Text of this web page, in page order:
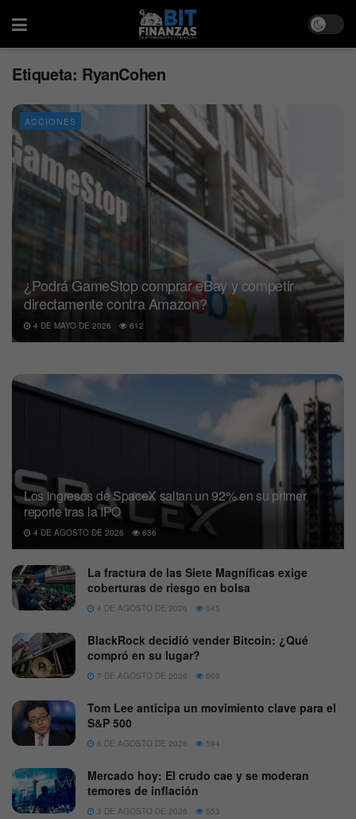
Etiqueta: RyanCohen
ACCIONES
¿Podrá GameStop comprar eBay y competir
directamente contra Amazon?
4 DE MAYO DE 2026 612
Los ingresos de SpaceX saltan un 92% en su primer
reporte tras la IPO
4 DE AGOSTO DE 2026 636
La fractura de las Siete Magníficas exige
coberturas de riesgo en bolsa
4 DE AGOSTO DE 2026 545
BlackRock decidió vender Bitcoin: ¿Qué
compró en su lugar?
7 DE AGOSTO DE 2026 609
Tom Lee anticipa un movimiento clave para el
S&P 500
6 DE AGOSTO DE 2026 594
Mercado hoy: El crudo cae y se moderan
temores de inflación
3 DE AGOSTO DE 2026 553